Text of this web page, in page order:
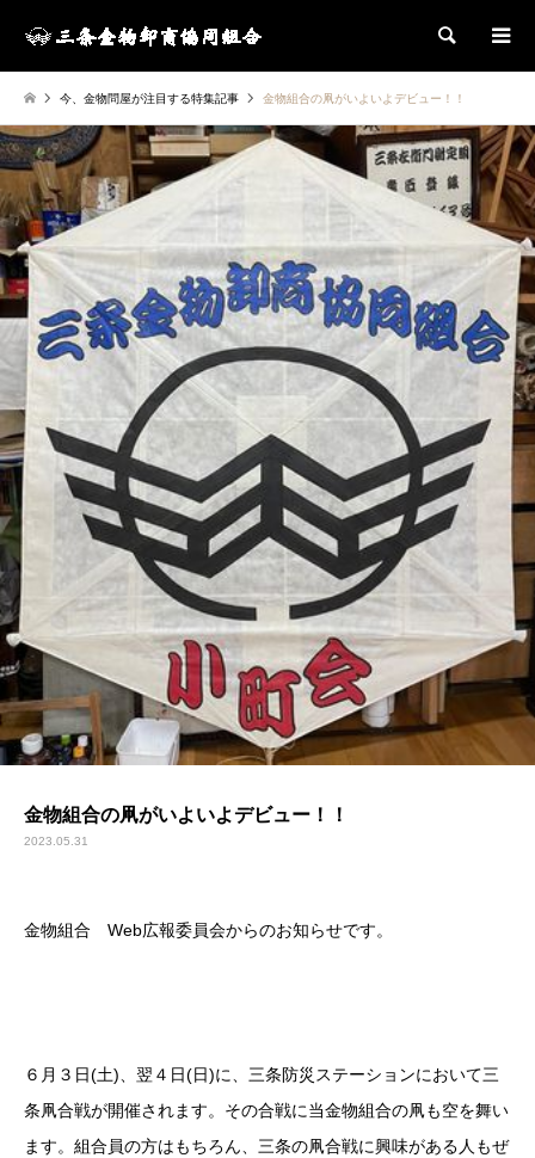
検索
今、金物問屋が注目する特集記事 金物組合の凧がいよいよデビュー！！
金物組合の凧がいよいよデビュー！！
2023.05.31
金物組合 Web広報委員会からのお知らせです。
６月３日(土)、翌４日(日)に、三条防災ステーションにおいて三
条凧合戦が開催されます。その合戦に当金物組合の凧も空を舞い
ます。組合員の方はもちろん、三条の凧合戦に興味がある人もぜ